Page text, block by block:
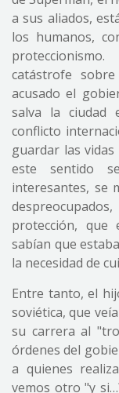
a sus aliados,
los humanos,
catástrofe
acusado el
salva la ciudad
conflicto
guardar las
este sentido
interesantes, se
protección, que
sabían que
la necesidad de
Entre tanto, el
soviética, que
su carrera al
órdenes del
a quienes
vemos otro "y